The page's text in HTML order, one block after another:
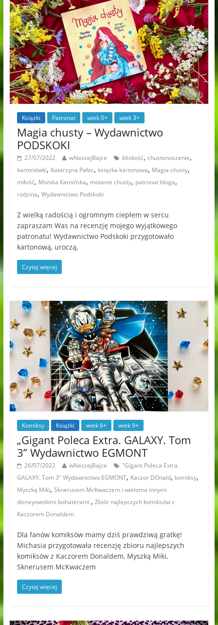
Książki Patronat wiek 0+ wiek 3+
Magia chusty – Wydawnictwo
PODSKOKI
27/07/2022 wNaszejBajce bliskość, chustonoszenie,
kartonówki, Katarzyna Pałac, ksiązka kartonowa, Magia chusty,
miłość, Monika Kamińska, motanie chusty, patronat bloga,
rodzina, Wydawnictwo Podskoki
Z wielką radością i ogromnym ciepłem w sercu
zapraszam Was na recenzję mojego wyjątkowego
patronatu! Wydawnictwo Podskoki przygotowało
kartonową, uroczą,
Czytaj więcej
Komiksy Książki wiek 6+ wiek 9+
„Gigant Poleca Extra. GALAXY. Tom
3” Wydawnictwo EGMONT
26/07/2022 wNaszejBajce
"Gigant Poleca Extra.
GALAXY. Tom 3" Wydawnictwo EGMONT, Kaczor DOnald, komiksy,
Myszką Miki, Sknerusem McKwaczem i wieloma innymi
disneyowskimi bohaterami., Zbiór najlepszych komiksów z
Kaczorem Donaldem
Dla fanów komiksów mamy dziś prawdziwą gratkę!
Michasia przygotowała recenzję zbioru najlepszych
komiksów z Kaczorem Donaldem, Myszką Miki,
Sknerusem McKwaczem
Czytaj więcej